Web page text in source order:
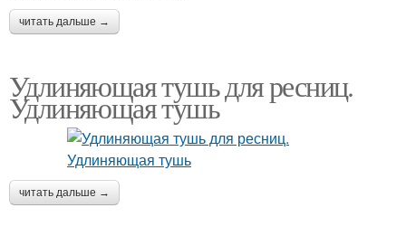
читать дальше →
Удлиняющая тушь для ресниц.
Удлиняющая тушь
читать дальше →